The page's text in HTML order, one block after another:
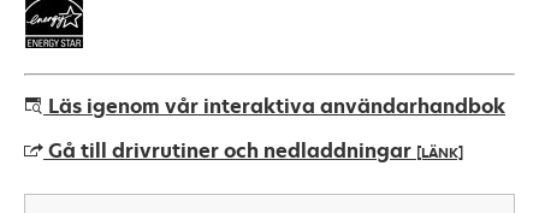
Läs igenom vår interaktiva användarhandbok
Gå till drivrutiner och nedladdningar [LÄNK]
opens